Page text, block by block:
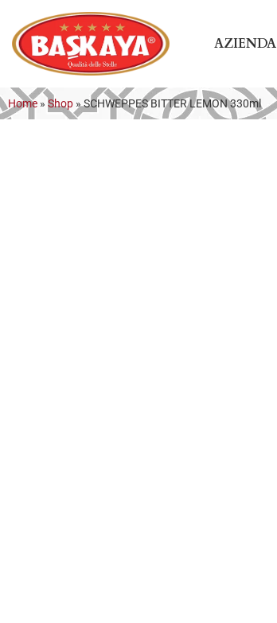
AZIENDA
Home » Shop »SCHWEPPES BITTER LEMON 330ml